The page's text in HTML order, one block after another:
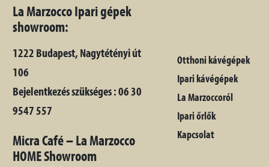
La Marzocco Ipari gépek
showroom:
1222 Budapest, Nagytétényi út
106
Bejelentkezés szükséges : 06 30
9547 557
Micra Café – La Marzocco
HOME Showroom
Otthoni kávégépek
Ipari kávégépek
La Marzoccoról
Ipari őrlők
Kapcsolat